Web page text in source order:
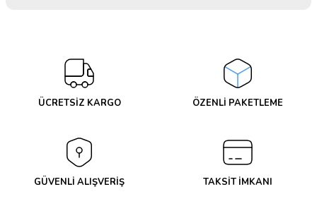
ÜCRETSİZ KARGO ÖZENLİ PAKETLEME
GÜVENLİ ALIŞVERİŞ TAKSİT İMKANI